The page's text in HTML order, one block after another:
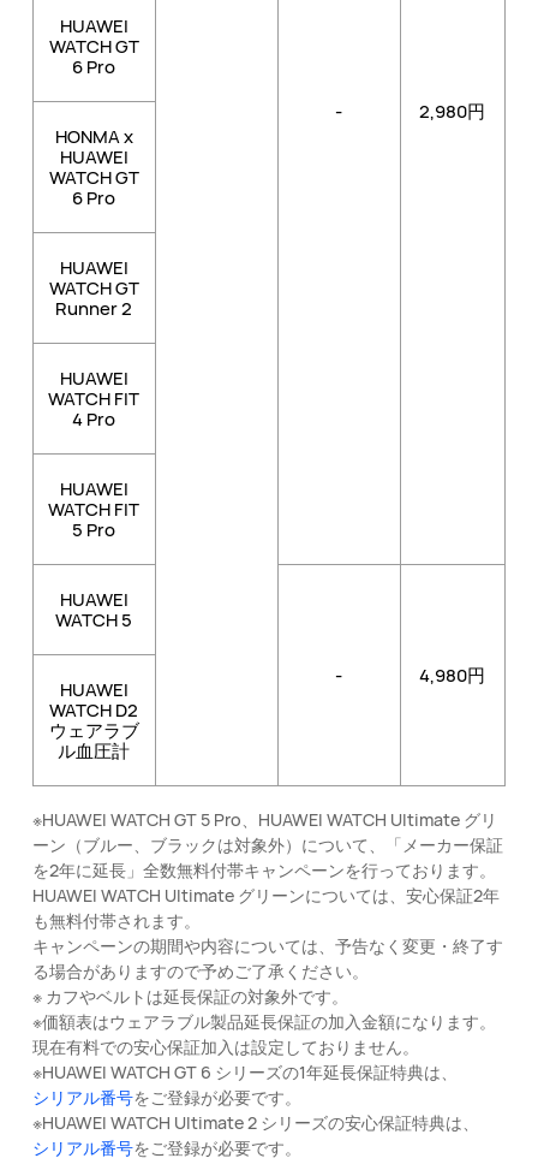
- 2,980円
HUAWEI
WATCH GT
6 Pro
HONMA x
HUAWEI
WATCH GT
6 Pro
HUAWEI
WATCH GT
Runner 2
HUAWEI
WATCH FIT
4 Pro
HUAWEI
WATCH FIT
5 Pro
HUAWEI
WATCH 5
- 4,980円
HUAWEI
WATCH D2
ウェアラブ
ル血圧計
※HUAWEI WATCH GT 5 Pro、HUAWEI WATCH Ultimate グリ
ーン（ブルー、ブラックは対象外）について、「メーカー保証
を2年に延長」全数無料付帯キャンペーンを行っております。
HUAWEI WATCH Ultimate グリーンについては、安心保証2年
も無料付帯されます。
キャンペーンの期間や内容については、予告なく変更・終了す
る場合がありますので予めご了承ください。
※ カフやベルトは延長保証の対象外です。
※価額表はウェアラブル製品延長保証の加入金額になります。
現在有料での安心保証加入は設定しておりません。
※HUAWEI WATCH GT 6 シリーズの1年延長保証特典は、
シリアル番号をご登録が必要です。
※HUAWEI WATCH Ultimate 2 シリーズの安心保証特典は、
シリアル番号をご登録が必要です。